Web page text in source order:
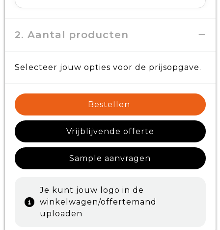
2. Aantal producten
Selecteer jouw opties voor de prijsopgave.
Bestellen
Vrijblijvende offerte
Sample aanvragen
Je kunt jouw logo in de
winkelwagen/offertemand
uploaden